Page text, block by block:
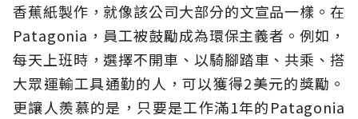
香蕉紙製作，就像該公司大部分的文宣品一樣。在
Patagonia，員工被鼓勵成為環保主義者。例如，
每天上班時，選擇不開車、以騎腳踏車、共乘、搭
大眾運輸工具通勤的人，可以獲得2美元的獎勵。
更讓人羨慕的是，只要是工作滿1年的Patagonia